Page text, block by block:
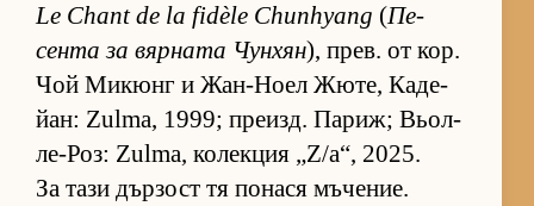
Le Chant de la fidèle Chunhyang (Пе­
сента за вяр­ната Чун­хян), прев. от кор.
Чой Ми­кюнг и Жан-Ноел Жю­те, Ка­де­
йан: Zulma, 1999; пре­изд. Па­риж; Вьол-
ле-Роз: Zulma, ко­лек­ция „Z/a“, 2025.
За тази дър­зост тя по­нася мъ­че­ние.